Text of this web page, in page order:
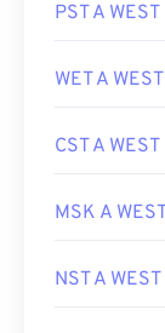
PST A WEST
WET A WEST
CST A WEST
MSK A
NST A WEST